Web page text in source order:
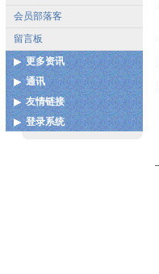
会员部落客
留言板
更多资讯
各地宗亲会通讯录
扩建图测
谢姓起源
通讯
联系我们
友情链接
中国泉州市谢氏宗亲联谊总
登录系统